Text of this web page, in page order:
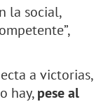
la social,
a victorias,
hay,pese al